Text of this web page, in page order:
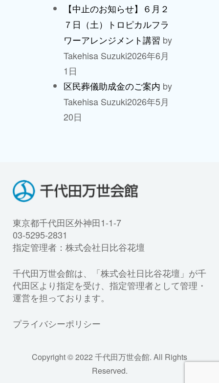
【中止のお知らせ】６月２
７日（土）トロピカルフラ
ワーアレンジメント講習 by
Takehisa Suzuki2026年6月
1日
区民葬儀助成金のご案内 by
Takehisa Suzuki2026年5月
20日
東京都千代田区外神田1-1-7
03-5295-2831
指定管理者：株式会社日比谷花壇
千代田万世会館は、「株式会社日比谷花壇」が千
代田区より指定を受け、指定管理者として管理・
運営を担っております。
プライバシーポリシー
Copyright © 2022 千代田万世会館. All Rights
Reserved.